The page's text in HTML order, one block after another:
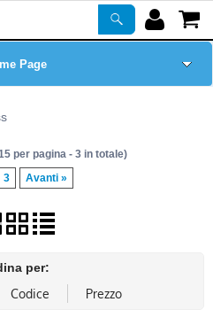
Page
per pagina - 3 in totale)
3 Avanti »
per: